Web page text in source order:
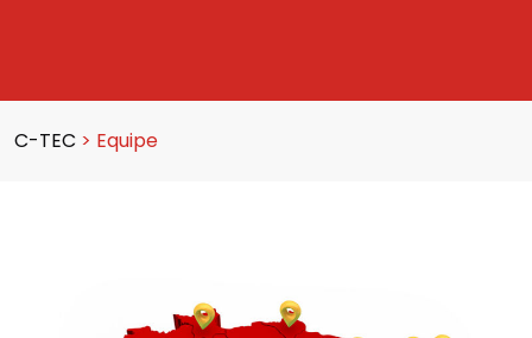
C-TEC > Equipe